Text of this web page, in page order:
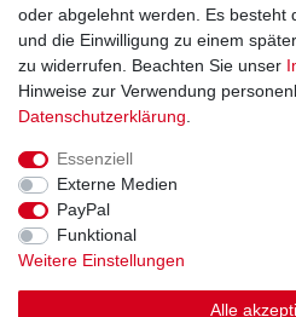
Vertrag widerrufen
Zahlungsarten
Kreditkarte
Lastschrift
Apple Pay
Google Pay
Vorkasse
oder abgelehnt werden. Es besteht
und die Einwilligung zu einem
zu widerrufen. Beachten Sie unser
Hinweise zur Verwendung
Daten­schutz­erklärung
Essenziell
Externe Medien
PayPal
Funktional
Weitere Einstellungen
Alle